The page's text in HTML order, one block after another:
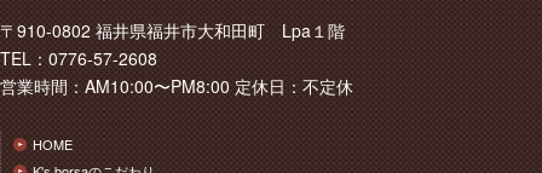
〒910-0802 福井県福井市大和田町 Lpa１階
TEL：0776-57-2608
営業時間：AM10:00〜PM8:00 定休日：不定休
HOME